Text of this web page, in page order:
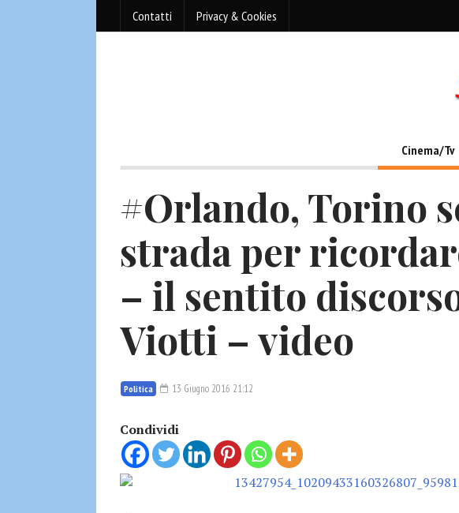
Contatti Privacy & Cookies
Cinema/Tv
#Orlando, Torino
strada per
– il sentito
Viotti – video
Politica 13 Giugno 2016 21:12
Condividi